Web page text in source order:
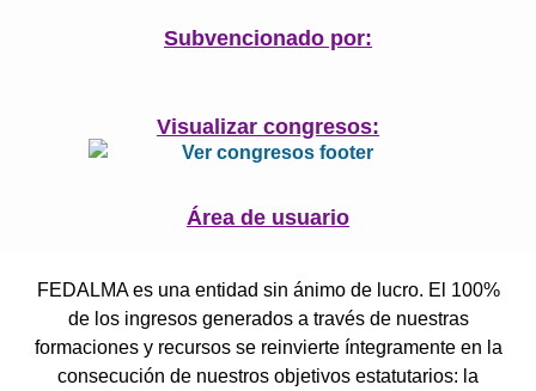
Subvencionado por:
Visualizar congresos:
Área de usuario
FEDALMA es una entidad sin ánimo de lucro. El 100%
de los ingresos generados a través de nuestras
formaciones y recursos se reinvierte íntegramente en la
consecución de nuestros objetivos estatutarios: la